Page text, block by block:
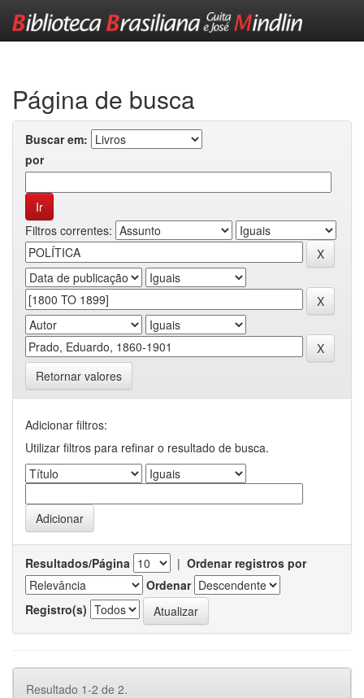
Página de busca
Buscar em:
por
Filtros correntes:
Retornar valores
Adicionar filtros:
Utilizar filtros para refinar o resultado de busca.
Resultados/Página | Ordenar registros por
Ordenar
Registro(s)
Resultado 1-2 de 2.